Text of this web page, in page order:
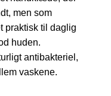
men som
praktisk til daglig
huden.
antibakteriel,
vaskene.